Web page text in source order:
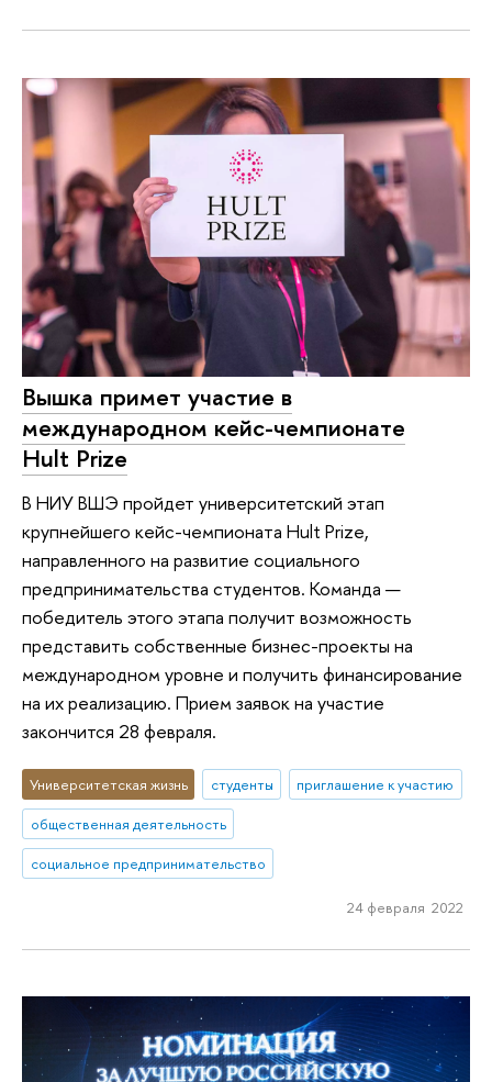
Вышка примет участие в
международном кейс-чемпионате
Hult Prize
В НИУ ВШЭ пройдет университетский этап
крупнейшего кейс-чемпионата Hult Prize,
направленного на развитие социального
предпринимательства студентов. Команда —
победитель этого этапа получит возможность
представить собственные бизнес-проекты на
международном уровне и получить финансирование
на их реализацию. Прием заявок на участие
закончится 28 февраля.
Университетская жизнь студенты
приглашение к участию
общественная деятельность
социальное предпринимательство
24 февраля 2022